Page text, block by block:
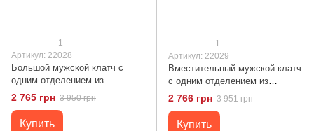
1
Артикул: 22028
Большой мужской клатч с
одним отделением из
натуральной кожи с тиснением
под крокодила BOND 22028
Коричневый
2 765 грн 3 950 грн
Купить
1
Артикул: 22029
Вместительный мужской клатч
с одним отделением из
натуральной кожи BOND 22029
2 766 грн 3 951 грн
Купить